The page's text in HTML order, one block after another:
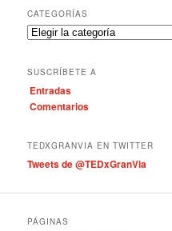
c
a
r
CATEGORÍAS
C
e
g
o
a
s
SUSCRÍBETE A
Entradas
Comentarios
TEDXGRANVIA EN TWITTER
Tweets de @TEDxGranVia
PÁGINAS